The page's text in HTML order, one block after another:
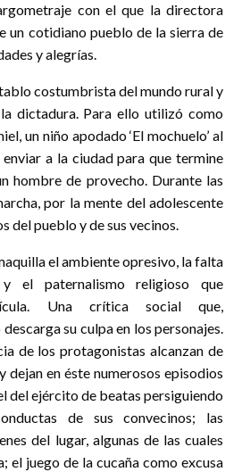
con el que la directora
un cotidiano pueblo de la sierra de
y alegrías.
costumbrista del mundo rural y
dictadura. Para ello utilizó como
un niño apodado ‘El mochuelo’ al
a la ciudad para que termine
hombre de provecho. Durante las
por la mente del adolescente
del pueblo y de sus vecinos.
el ambiente opresivo, la falta
el paternalismo religioso que
Una crítica social que,
su culpa en los personajes.
de los protagonistas alcanzan de
dejan en éste numerosos episodios
del ejército de beatas persiguiendo
de sus convecinos; las
del lugar, algunas de las cuales
el juego de la cucaña como excusa